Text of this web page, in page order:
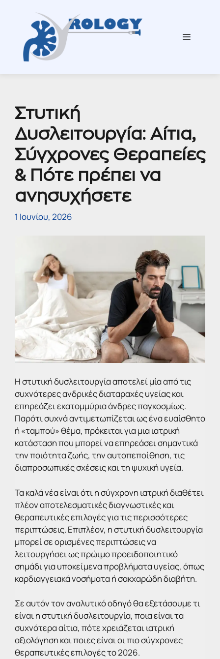
περιεχόμενο
Μενού
Στυτική
Δυσλειτουργία: Αίτια,
Σύγχρονες Θεραπείες
& Πότε πρέπει να
ανησυχήσετε
1 Ιουνίου, 2026
Η στυτική δυσλειτουργία αποτελεί μία από τις
συχνότερες ανδρικές διαταραχές υγείας και
επηρεάζει εκατομμύρια άνδρες παγκοσμίως.
Παρότι συχνά αντιμετωπίζεται ως ένα ευαίσθητο
ή «ταμπού» θέμα, πρόκειται για μια ιατρική
κατάσταση που μπορεί να επηρεάσει σημαντικά
την ποιότητα ζωής, την αυτοπεποίθηση, τις
διαπροσωπικές σχέσεις και τη ψυχική υγεία.
Τα καλά νέα είναι ότι η σύγχρονη ιατρική διαθέτει
πλέον αποτελεσματικές διαγνωστικές και
θεραπευτικές επιλογές για τις περισσότερες
περιπτώσεις. Επιπλέον, η στυτική δυσλειτουργία
μπορεί σε ορισμένες περιπτώσεις να
λειτουργήσει ως πρώιμο προειδοποιητικό
σημάδι για υποκείμενα προβλήματα υγείας, όπως
καρδιαγγειακά νοσήματα ή σακχαρώδη διαβήτη.
Σε αυτόν τον αναλυτικό οδηγό θα εξετάσουμε τι
είναι η στυτική δυσλειτουργία, ποια είναι τα
συχνότερα αίτια, πότε χρειάζεται ιατρική
αξιολόγηση και ποιες είναι οι πιο σύγχρονες
θεραπευτικές επιλογές το 2026.